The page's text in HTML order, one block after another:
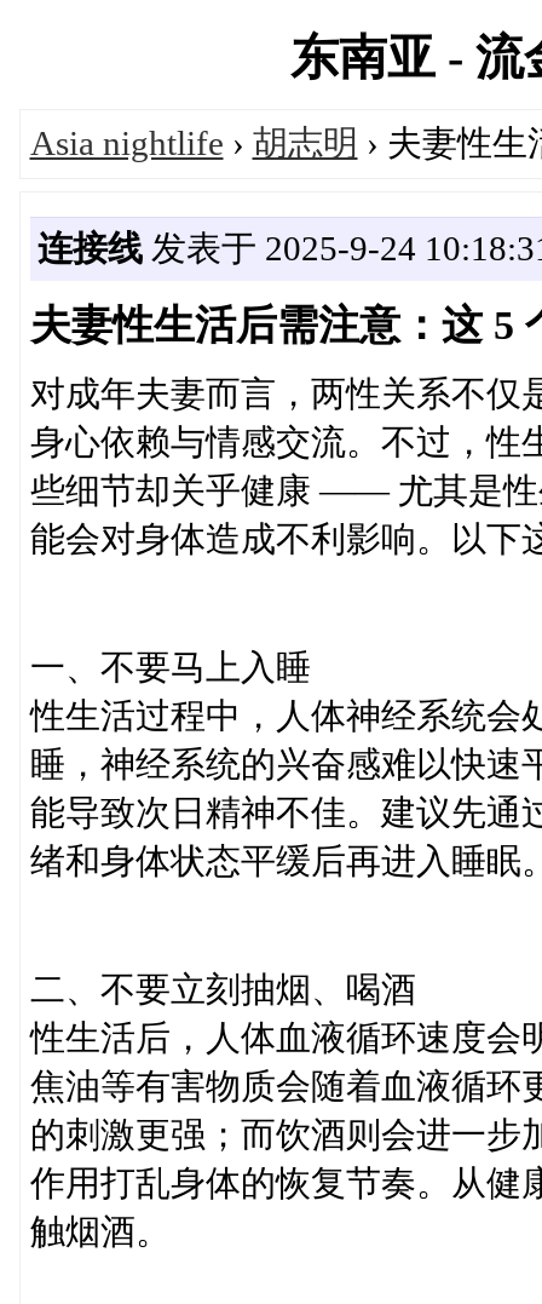
东南亚 -
Asia nightlife › 胡志明 › 夫妻性
连接线发表于 2025-9-24
夫妻性生活后需注意：这 5
对成年夫妻而言，两性关系不仅
身心依赖与情感交流。不过，性
些细节却关乎健康 —— 尤其是性
能会对身体造成不利影响。以下
一、不要马上入睡
性生活过程中，人体神经系统会
睡，神经系统的兴奋感难以快速
能导致次日精神不佳。建议先通
绪和身体状态平缓后再进入睡眠
二、不要立刻抽烟、喝酒
性生活后，人体血液循环速度会
焦油等有害物质会随着血液循环
的刺激更强；而饮酒则会进一步
作用打乱身体的恢复节奏。从健
触烟酒。